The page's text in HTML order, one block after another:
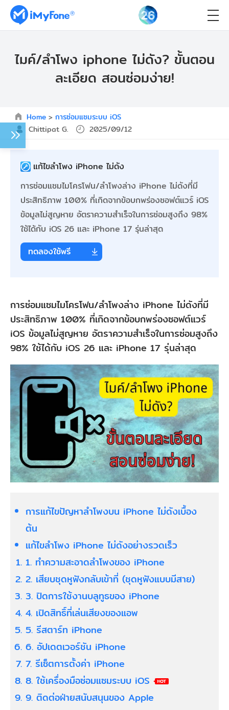
ไมค์/ลําโพง iphone ไม่ดัง? ขั้นตอน
ละเอียด สอนซ่อมง่าย!
Home > การซ่อมแซมระบบ iOS
Chittipat G.
2025/09/12
แก้ไขลําโพง iPhone ไม่ดัง
การซ่อมแซมไมโครโฟน/ลําโพงล่าง iPhone ไม่ดังที่มี
ประสิทธิภาพ 100% ที่เกิดจากข้อบกพร่องซอฟต์แวร์ iOS
ข้อมูลไม่สูญหาย อัตราความสำเร็จในการซ่อมสูงถึง 98%
ใช้ได้กับ iOS 26 และ iPhone 17 รุ่นล่าสุด
ทดลองใช้พรี
การซ่อมแซมไมโครโฟน/ลําโพงล่าง iPhone ไม่ดังที่มี
ประสิทธิภาพ 100% ที่เกิดจากข้อบกพร่องซอฟต์แวร์
iOS ข้อมูลไม่สูญหาย อัตราความสำเร็จในการซ่อมสูงถึง
98% ใช้ได้กับ iOS 26 และ iPhone 17 รุ่นล่าสุด
การแก้ไขปัญหาลําโพงบน iPhone ไม่ดังเบื้อง
ต้น
แก้ไขลําโพง iPhone ไม่ดังอย่างรวดเร็ว
1. ทำความสะอาดลําโพงของ iPhone
2. เสียบชุดหูฟังกลับเข้าที่ (ชุดหูฟังแบบมีสาย)
3. ปิดการใช้งานบลูทูธของ iPhone
4. เปิดสิทธิ์ที่เล่นเสียงของแอพ
5. รีสตาร์ท iPhone
6. อัปเดตเวอร์ชัน iPhone
7. รีเซ็ตการตั้งค่า iPhone
8. ใช้เครื่องมือซ่อมแซมระบบ iOS
9. ติดต่อฝ่ายสนับสนุนของ Apple